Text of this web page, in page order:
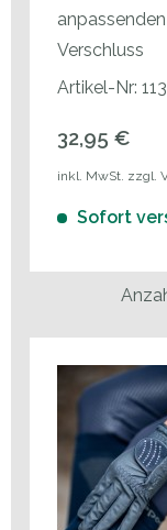
Verschluss
Artikel-Nr:
32,95 €
inkl. MwSt. zzgl.
Sofort